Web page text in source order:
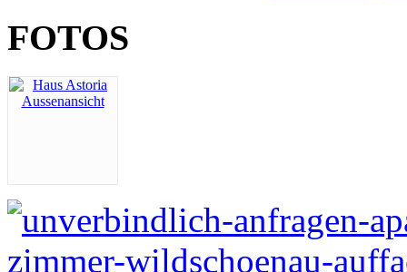
FOTOS